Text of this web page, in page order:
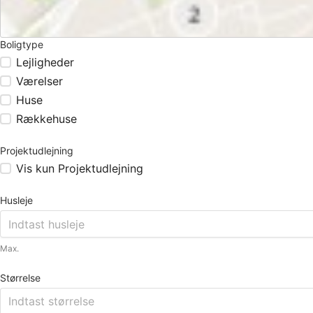
Boligtype
Lejligheder
Værelser
Huse
Rækkehuse
Projektudlejning
Vis kun Projektudlejning
Husleje
Max.
Størrelse